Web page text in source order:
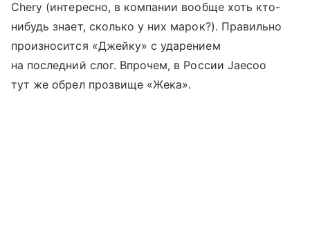
Chery (интересно, в компании вообще хоть кто-
нибудь знает, сколько у них марок?). Правильно
произносится «Джейку» с ударением
на последний слог. Впрочем, в России Jaecoo
тут же обрел прозвище «Жека».